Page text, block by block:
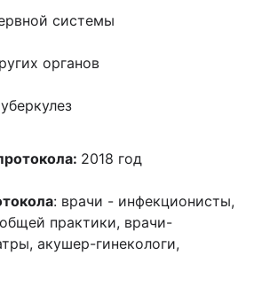
системы
органов
2018 год
: врачи - инфекционисты,
практики, врачи-
акушер-гинекологи,